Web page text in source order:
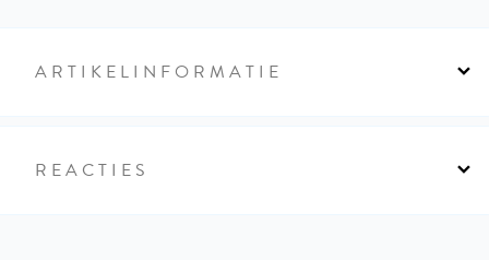
ARTIKELINFORMATIE
REACTIES